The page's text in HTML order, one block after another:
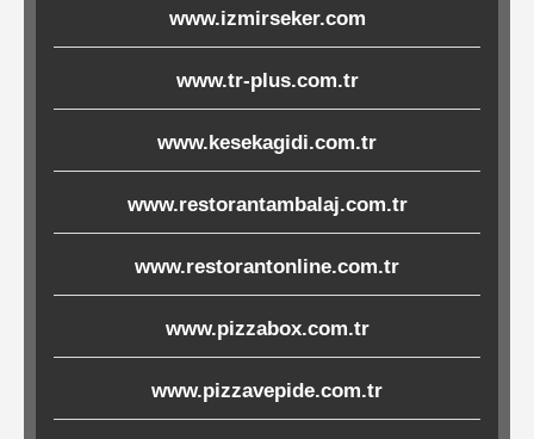
Buklet
Ürünler
Poşetler
Torbaları
Tepsi
Altlıkları
www.izmirseker.com
www.tr-plus.com.tr
www.kesekagidi.com.tr
www.restorantambalaj.com.tr
www.restorantonline.com.tr
www.pizzabox.com.tr
www.pizzavepide.com.tr